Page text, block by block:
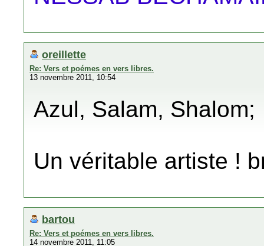
oreillette
Re: Vers et poémes en vers libres.
13 novembre 2011, 10:54
Azul, Salam, Shalom;
Un véritable artiste !
bartou
Re: Vers et poémes en vers libres.
14 novembre 2011, 11:05